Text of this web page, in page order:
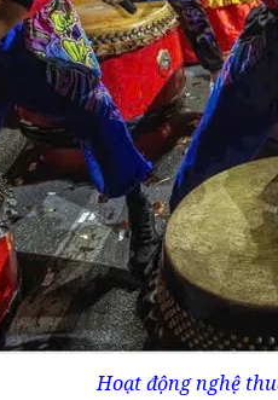
Hoạt động nghệ